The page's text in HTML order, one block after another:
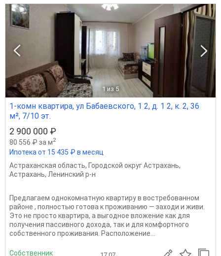
1 из 5
1-комн квартира, ул Бабаевского, 1 2, д. 1 2, к. 2, 36
м², 7/10 эт.
2 900 000 ₽
80 556 ₽ за м2
Ипотека от 15 435 ₽ в месяц
Астраханская область, Городской округ Астрахань,
Астрахань, Ленинский р-н
Предлагаем однокомнатную квартиру в востребованном
районе , полностью готова к проживанию — заходи и живи.
Это не просто квартира, а выгодное вложение как для
получения пассивного дохода, так и для комфортного
собственного проживания. Расположение...
Собственник